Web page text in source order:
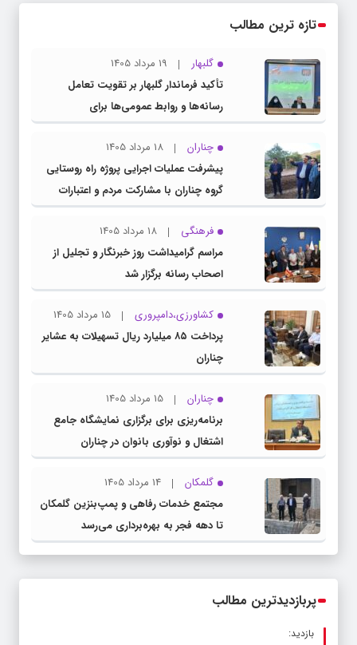
تازه ترین مطالب
گلبهار
19 مرداد 1405
تأکید فرماندار گلبهار بر تقویت تعامل
رسانه‌ها و روابط عمومی‌ها برای
اطلاع‌رسانی شفاف
چناران
18 مرداد 1405
پیشرفت عملیات اجرایی پروژه راه روستایی
گروه چناران با مشارکت مردم و اعتبارات
دولتی
فرهنگی
18 مرداد 1405
مراسم گرامیداشت روز خبرنگار و تجلیل از
اصحاب رسانه برگزار شد
کشاورزی،دامپروری
15 مرداد 1405
پرداخت ۸۵ میلیارد ریال تسهیلات به عشایر
چناران
چناران
15 مرداد 1405
برنامه‌ریزی برای برگزاری نمایشگاه جامع
اشتغال و نوآوری بانوان در چناران
گلمکان
14 مرداد 1405
مجتمع خدمات رفاهی و پمپ‌بنزین گلمکان
تا دهه فجر به بهره‌برداری می‌رسد
پربازدیدترین مطالب
بازدید: